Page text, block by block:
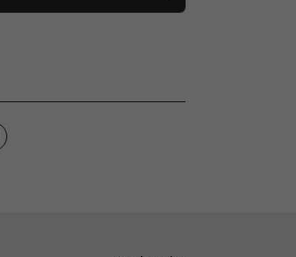
MagSafe-kompatibel, Stöttålig